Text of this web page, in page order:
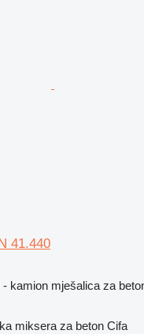
41.440
kamion mješalica za
miksera za beton Cifa